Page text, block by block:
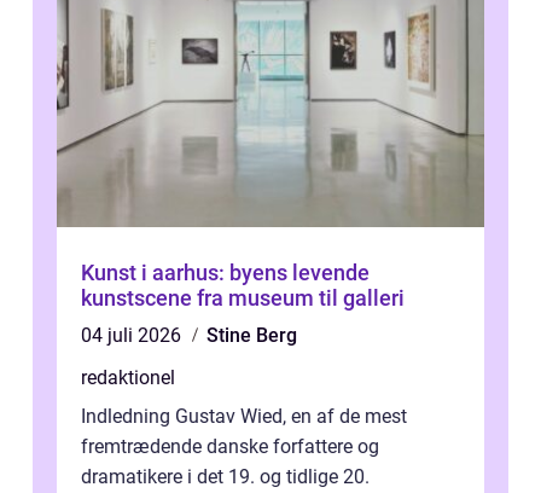
Kunst i aarhus: byens levende
kunstscene fra museum til galleri
04 juli 2026
Stine Berg
redaktionel
Indledning Gustav Wied, en af de mest
fremtrædende danske forfattere og
dramatikere i det 19. og tidlige 20.